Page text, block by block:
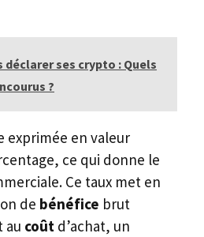
déclarer ses crypto : Quels
?
exprimée en valeur
ce qui donne le
Ce taux met en
de bénéfice brut
au coût d’achat, un